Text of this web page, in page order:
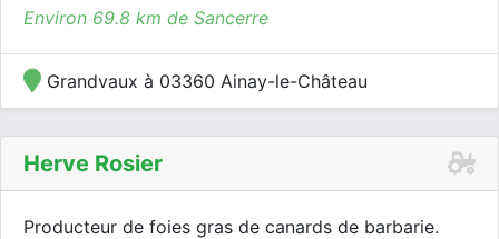
Environ 69.8 km de Sancerre
Grandvaux à 03360 Ainay-le-Château
Herve Rosier
Producteur de foies gras de canards de barbarie.